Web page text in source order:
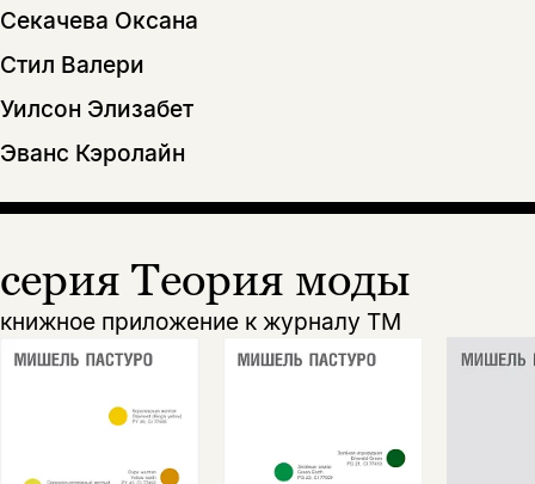
Секачева Оксана
Стил Валери
Уилсон Элизабет
Эванс Кэролайн
серия Теория моды
книжное приложение к журналу ТМ